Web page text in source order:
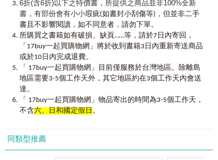
定必考範圍。
2. 初次報考 N4-N5 的學習者：需要權威數據指引，建立學習
信心。
3. 遇到瓶頸的自學者：需要名師解析辨析相似字，破解日檢
陷阱。
數據不會騙人，精準就是你合格的保證。
放棄無效學習，
現在就開始這場「高勝率」的日檢挑戰！
【使用說明】
選，徹底排除15年來低頻出現的贅詞，想要一次考過日檢
N4-N5，就務必要熟練這1,550個經過電腦統計與專家篩選的
Chapter 5 其他
ああ～私，共305個單字
一日目 ああ～お礼を言う
二日目 課～三匹
三日目 三分～では
四日目 という～はい
五日目 杯～私
考試有範圍，時間卻有限。這本書不是要讓你變成字典，而
是要成為你手中最有力的武器。當你翻開這本書，你背下的
每一個字，都是通往合格的堅實腳印。願這本集結了大數據
精華與臺日名師經驗的工具書，能帶領你以最高效率跨越日
檢門檻，開啟更廣闊的日語學習之路。
山口廣輝、凪-NAGI
2026.03
6折(含6折)以下之特價書，所提供之商品並非100%全新
書，有部份會有小小瑕疵(如書封小刮傷等) ， 但並非二手
書且不影響閱讀 ， 如不同意者 ， 請勿下單。
所購買之書籍如有破損、缺頁……等，請於7日內寄回 ，
「17buy一起買購物網」將於收到書籍3日內重新寄送商品
或於10日內完成退費。
「 17buy一起買購物網」目前僅服務於台灣地區。除離島
地區需要3-5個工作天外，其它地區約在3個工作天內會送
達。
「 17buy一起買購物網」物品寄出的時間為3-5個工作天，
不含六、日和國定假日 。
同類型推薦